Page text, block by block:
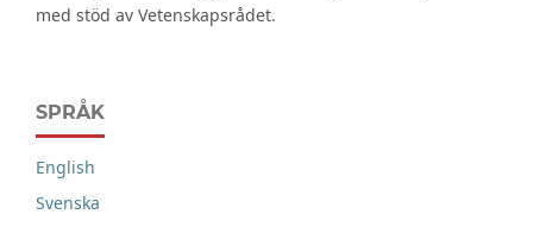
med stöd av Vetenskapsrådet.
SPRÅK
English
Svenska